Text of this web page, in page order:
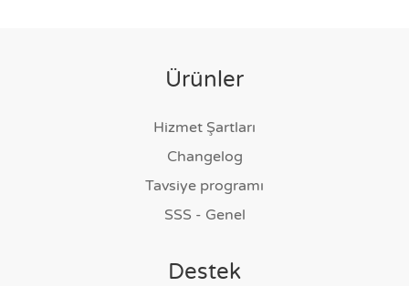
Ürünler
Hizmet Şartları
Changelog
Tavsiye programı
SSS - Genel
Destek